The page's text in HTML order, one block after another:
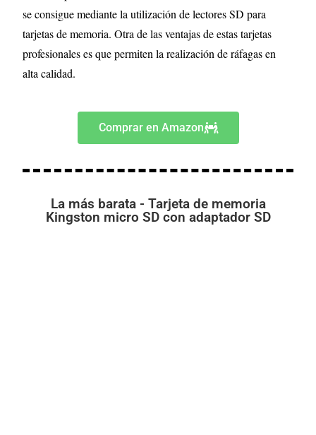
se consigue mediante la utilización de lectores SD para
tarjetas de memoria. Otra de las ventajas de estas tarjetas
profesionales es que permiten la realización de ráfagas en
alta calidad.
Comprar en Amazon
La más barata - Tarjeta de memoria
Kingston micro SD con adaptador SD